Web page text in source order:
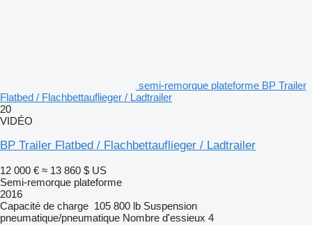
semi-remorque plateforme BP Trailer
Flatbed / Flachbettauflieger / Ladtrailer
20
VIDÉO
BP Trailer Flatbed / Flachbettauflieger / Ladtrailer
12 000 € ≈ 13 860 $ US
Semi-remorque plateforme
2016
Capacité de charge 105 800 lb Suspension
pneumatique/pneumatique Nombre d'essieux 4